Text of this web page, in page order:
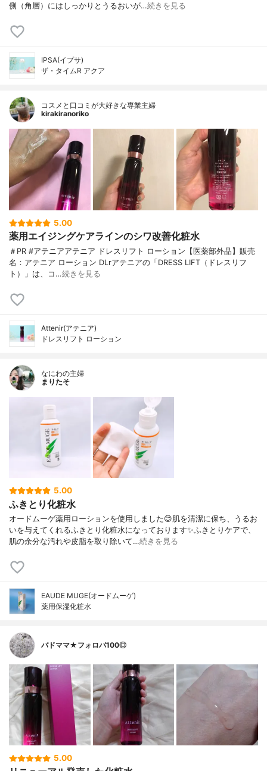
側（角層）にはしっかりとうるおいが…続きを見る
IPSA(イプサ)
ザ・タイムR アクア
コスメと口コミが大好きな専業主婦
kirakiranoriko
5.00
薬用エイジングケアラインのシワ改善化粧水
＃PR #アテニアアテニア ドレスリフト ローション【医薬部外品】販売
名：アテニア ローション DLrアテニアの「DRESS LIFT（ドレスリフ
ト）」は、コ…続きを見る
Attenir(アテニア)
ドレスリフト ローション
なにわの主婦
まりたそ
5.00
ふきとり化粧水
オードムーゲ薬用ローションを使用しました😊肌を清潔に保ち、うるお
いを与えてくれるふきとり化粧水になっております✨ふきとりケアで、
肌の余分な汚れや皮脂を取り除いて…続きを見る
EAUDE MUGE(オードムーゲ)
薬用保湿化粧水
バドママ★フォロバ100◎
5.00